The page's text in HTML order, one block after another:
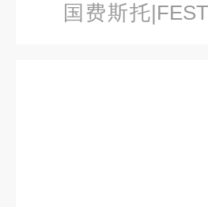
国费斯托